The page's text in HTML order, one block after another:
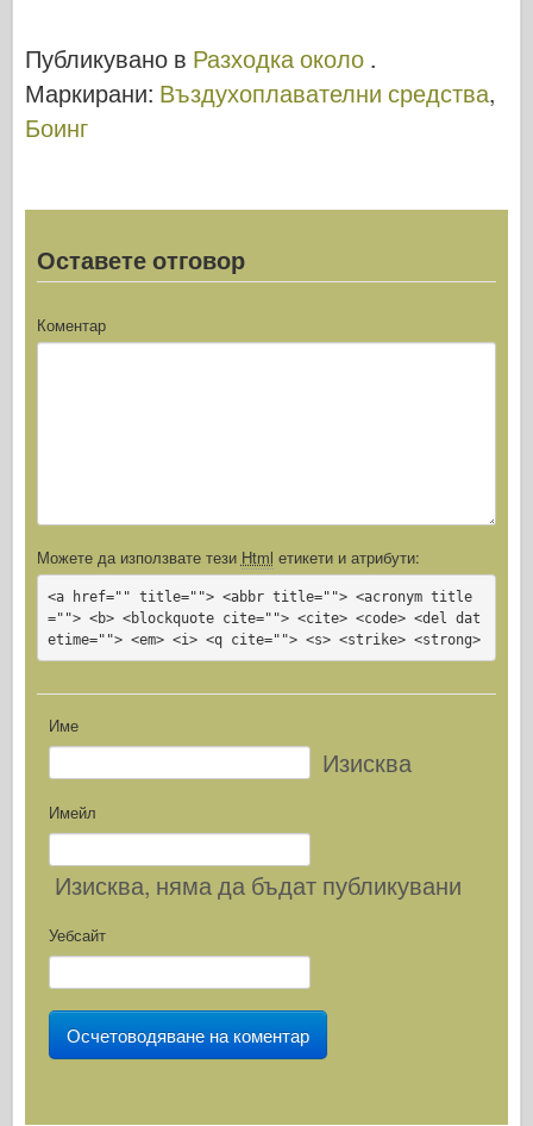
Публикувано в Разходка около .
Маркирани: Въздухоплавателни средства,
Боинг
Оставете отговор
Коментар
Можете да използвате тези Html етикети и атрибути:
<a href="" title=""> <abbr title=""> <acronym title
=""> <b> <blockquote cite=""> <cite> <code> <del dat
etime=""> <em> <i> <q cite=""> <s> <strike> <strong>
Име
Изисква
Имейл
Изисква, няма да бъдат публикувани
Уебсайт